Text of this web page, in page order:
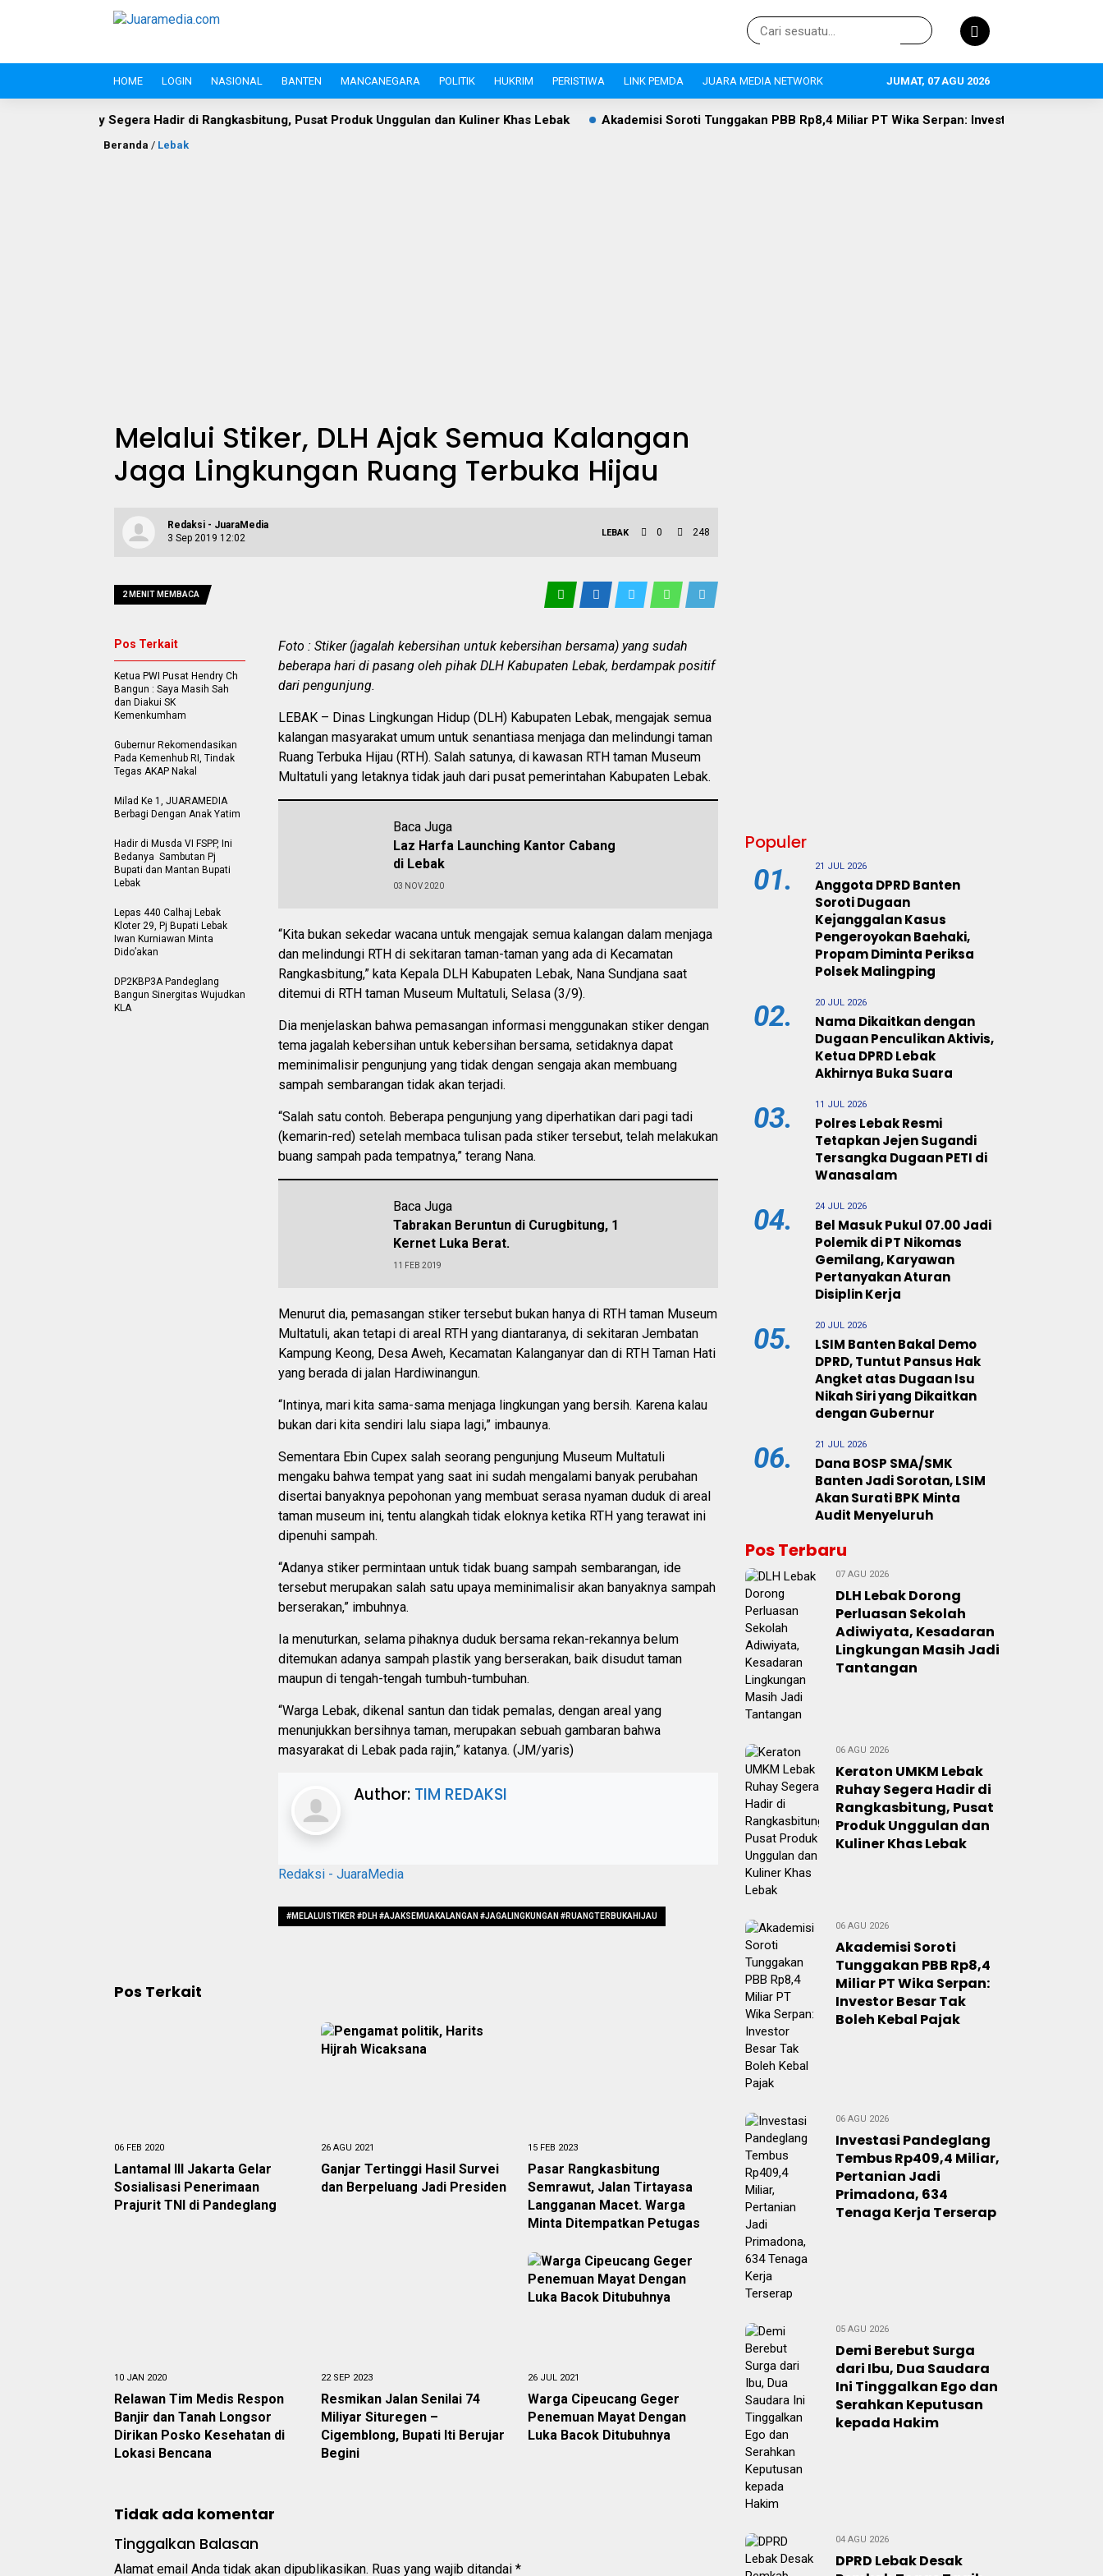
HOME LOGIN NASIONAL BANTEN MANCANEGARA POLITIK HUKRIM PERISTIWA LINK PEMDA JUARA MEDIA NETWORK JUMAT, 07 AGU 2026
Hadir di Rangkasbitung, Pusat Produk Unggulan dan Kuliner Khas Lebak Akademisi Soroti Tunggakan PBB Rp8,4 Miliar PT Wika Serpan: Investor Besar Tak Boleh Kebal Pajak
Beranda / Lebak
Melalui Stiker, DLH Ajak Semua Kalangan
Jaga Lingkungan Ruang Terbuka Hijau
Redaksi - JuaraMedia
3 Sep 2019 12:02
LEBAK 0 248
2 MENIT MEMBACA
Foto : Stiker (jagalah kebersihan untuk kebersihan bersama) yang sudah
beberapa hari di pasang oleh pihak DLH Kabupaten Lebak, berdampak positif
dari pengunjung.
LEBAK – Dinas Lingkungan Hidup (DLH) Kabupaten Lebak, mengajak semua
kalangan masyarakat umum untuk senantiasa menjaga dan melindungi taman
Ruang Terbuka Hijau (RTH). Salah satunya, di kawasan RTH taman Museum
Multatuli yang letaknya tidak jauh dari pusat pemerintahan Kabupaten Lebak.
Baca Juga
Laz Harfa Launching Kantor Cabang
di Lebak
03 NOV 2020
“Kita bukan sekedar wacana untuk mengajak semua kalangan dalam menjaga
dan melindungi RTH di sekitaran taman-taman yang ada di Kecamatan
Rangkasbitung,” kata Kepala DLH Kabupaten Lebak, Nana Sundjana saat
ditemui di RTH taman Museum Multatuli, Selasa (3/9).
Dia menjelaskan bahwa pemasangan informasi menggunakan stiker dengan
tema jagalah kebersihan untuk kebersihan bersama, setidaknya dapat
meminimalisir pengunjung yang tidak dengan sengaja akan membuang
sampah sembarangan tidak akan terjadi.
“Salah satu contoh. Beberapa pengunjung yang diperhatikan dari pagi tadi
(kemarin-red) setelah membaca tulisan pada stiker tersebut, telah melakukan
buang sampah pada tempatnya,” terang Nana.
Baca Juga
Tabrakan Beruntun di Curugbitung, 1
Kernet Luka Berat.
11 FEB 2019
Menurut dia, pemasangan stiker tersebut bukan hanya di RTH taman Museum
Multatuli, akan tetapi di areal RTH yang diantaranya, di sekitaran Jembatan
Kampung Keong, Desa Aweh, Kecamatan Kalanganyar dan di RTH Taman Hati
yang berada di jalan Hardiwinangun.
“Intinya, mari kita sama-sama menjaga lingkungan yang bersih. Karena kalau
bukan dari kita sendiri lalu siapa lagi,” imbaunya.
Sementara Ebin Cupex salah seorang pengunjung Museum Multatuli
mengaku bahwa tempat yang saat ini sudah mengalami banyak perubahan
disertai banyaknya pepohonan yang membuat serasa nyaman duduk di areal
taman museum ini, tentu alangkah tidak eloknya ketika RTH yang terawat ini
dipenuhi sampah.
“Adanya stiker permintaan untuk tidak buang sampah sembarangan, ide
tersebut merupakan salah satu upaya meminimalisir akan banyaknya sampah
berserakan,” imbuhnya.
Ia menuturkan, selama pihaknya duduk bersama rekan-rekannya belum
ditemukan adanya sampah plastik yang berserakan, baik disudut taman
maupun di tengah-tengah tumbuh-tumbuhan.
“Warga Lebak, dikenal santun dan tidak pemalas, dengan areal yang
menunjukkan bersihnya taman, merupakan sebuah gambaran bahwa
masyarakat di Lebak pada rajin,” katanya. (JM/yaris)
Author: TIM REDAKSI
Redaksi - JuaraMedia
#MELALUISTIKER #DLH #AJAKSEMUAKALANGAN #JAGALINGKUNGAN #RUANGTERBUKAHIJAU
Pos Terkait
Ketua PWI Pusat Hendry Ch
Bangun : Saya Masih Sah
dan Diakui SK
Kemenkumham
Gubernur Rekomendasikan
Pada Kemenhub RI, Tindak
Tegas AKAP Nakal
Milad Ke 1, JUARAMEDIA
Berbagi Dengan Anak Yatim
Hadir di Musda VI FSPP, Ini
Bedanya Sambutan Pj
Bupati dan Mantan Bupati
Lebak
Lepas 440 Calhaj Lebak
Kloter 29, Pj Bupati Lebak
Iwan Kurniawan Minta
Dido’akan
DP2KBP3A Pandeglang
Bangun Sinergitas Wujudkan
KLA
Pos Terkait
06 FEB 2020
Lantamal III Jakarta Gelar
Sosialisasi Penerimaan
Prajurit TNI di Pandeglang
26 AGU 2021
Ganjar Tertinggi Hasil Survei
dan Berpeluang Jadi Presiden
15 FEB 2023
Pasar Rangkasbitung
Semrawut, Jalan Tirtayasa
Langganan Macet. Warga
Minta Ditempatkan Petugas
10 JAN 2020
Relawan Tim Medis Respon
Banjir dan Tanah Longsor
Dirikan Posko Kesehatan di
Lokasi Bencana
22 SEP 2023
Resmikan Jalan Senilai 74
Miliyar Situregen –
Cigemblong, Bupati Iti Berujar
Begini
26 JUL 2021
Warga Cipeucang Geger
Penemuan Mayat Dengan
Luka Bacok Ditubuhnya
Tidak ada komentar
Tinggalkan Balasan
Alamat email Anda tidak akan dipublikasikan. Ruas yang wajib ditandai *
Populer
01. 21 JUL 2026
Anggota DPRD Banten
Soroti Dugaan
Kejanggalan Kasus
Pengeroyokan Baehaki,
Propam Diminta Periksa
Polsek Malingping
02. 20 JUL 2026
Nama Dikaitkan dengan
Dugaan Penculikan Aktivis,
Ketua DPRD Lebak
Akhirnya Buka Suara
03. 11 JUL 2026
Polres Lebak Resmi
Tetapkan Jejen Sugandi
Tersangka Dugaan PETI di
Wanasalam
04. 24 JUL 2026
Bel Masuk Pukul 07.00 Jadi
Polemik di PT Nikomas
Gemilang, Karyawan
Pertanyakan Aturan
Disiplin Kerja
05. 20 JUL 2026
LSIM Banten Bakal Demo
DPRD, Tuntut Pansus Hak
Angket atas Dugaan Isu
Nikah Siri yang Dikaitkan
dengan Gubernur
06. 21 JUL 2026
Dana BOSP SMA/SMK
Banten Jadi Sorotan, LSIM
Akan Surati BPK Minta
Audit Menyeluruh
Pos Terbaru
07 AGU 2026
DLH Lebak Dorong
Perluasan Sekolah
Adiwiyata, Kesadaran
Lingkungan Masih Jadi
Tantangan
06 AGU 2026
Keraton UMKM Lebak
Ruhay Segera Hadir di
Rangkasbitung, Pusat
Produk Unggulan dan
Kuliner Khas Lebak
06 AGU 2026
Akademisi Soroti
Tunggakan PBB Rp8,4
Miliar PT Wika Serpan:
Investor Besar Tak
Boleh Kebal Pajak
06 AGU 2026
Investasi Pandeglang
Tembus Rp409,4 Miliar,
Pertanian Jadi
Primadona, 634
Tenaga Kerja Terserap
05 AGU 2026
Demi Berebut Surga
dari Ibu, Dua Saudara
Ini Tinggalkan Ego dan
Serahkan Keputusan
kepada Hakim
04 AGU 2026
DPRD Lebak Desak